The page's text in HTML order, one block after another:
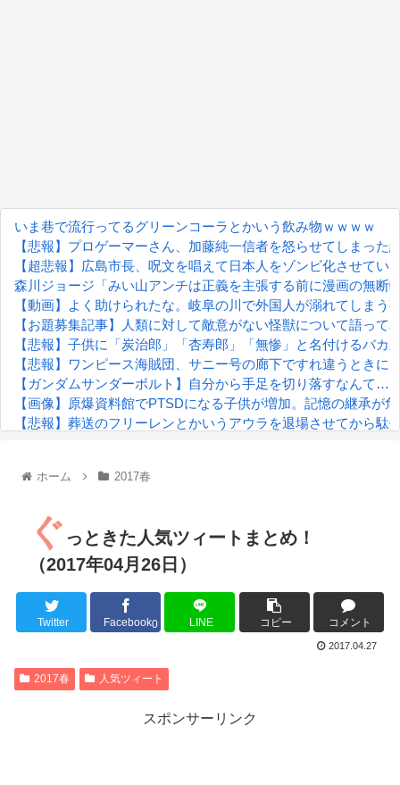
いま巷で流行ってるグリーンコーラとかいう飲み物ｗｗｗｗ
【悲報】プロゲーマーさん、加藤純一信者を怒らせてしまった
【超悲報】広島市長、呪文を唱えて日本人をゾンビ化させてい
森川ジョージ「みい山アンチは正義を主張する前に漫画の無
【動画】よく助けられたな。岐阜の川で外国人が溺れてしまう
【お題募集記事】人類に対して敵意がない怪獣について語って
【悲報】子供に「炭治郎」「杏寿郎」「無惨」と名付けるバカ
【悲報】ワンピース海賊団、サニー号の廊下ですれ違うときに
【ガンダムサンダーボルト】自分から手足を切り落すなんて…
【画像】原爆資料館でPTSDになる子供が増加。記憶の継承が
【悲報】葬送のフリーレンとかいうアウラを退場させてから駄
『進撃の巨人』で一番面白いところってｗｗｗｗｗ
るろうに剣心 -明治剣客浪漫譚- 京都動乱 第33話の感想
同盟、帝国、フェザーン。生まれるなら何処がいいか問題！
ホーム 2017春
ぐ っときた人気ツィートまとめ！
（2017年04月26日）
Twitter Facebook0 LINE コピー コメント
2017.04.27
2017春 人気ツィート
スポンサーリンク